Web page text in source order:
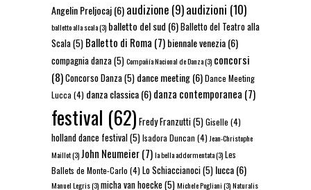
Angelin Preljocaj(6)audizione (9)audizioni (10)
balletto alla scala(3) balletto del sud (6)Balletto del Teatro alla
Scala(5) Balletto di Roma (7)biennale venezia(6)
compagnia danza(5)Compañía Nacional de Danza(3) concorsi
(8)Concorso Danza(5) dance meeting(6)Dance Meeting
Lucca(4) danza classica(6)danza contemporanea (7)
festival (62) Fredy Franzutti(5)Giselle (4)
holland dance festival(5)Isadora Duncan (4) Jean-Christophe
Maillot(3)John Neumeier(7)la bella addormentata(3)Les
Ballets de Monte-Carlo (4) Lo Schiaccianoci(5) lucca(6)
Manuel Legris(3)micha van hoecke(5)Michele Pogliani(3)Naturalis